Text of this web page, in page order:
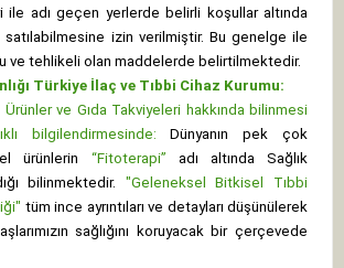
ile adı geçen yerlerde belirli koşullar altında
satılabilmesine izin verilmiştir. Bu genelge ile
ve tehlikeli olan maddelerde belirtilmektedir.
Türkiye İlaç ve Tıbbi Cihaz Kurumu:
ve Gıda Takviyeleri hakkında bilinmesi
bilgilendirmesinde:
Dünyanın pek çok
ürünlerin “Fitoterapi” adı altında Sağlık
bilinmektedir. "Geleneksel Bitkisel Tıbbi
tüm ince ayrıntıları ve detayları düşünülerek
sağlığını koruyacak bir çerçevede